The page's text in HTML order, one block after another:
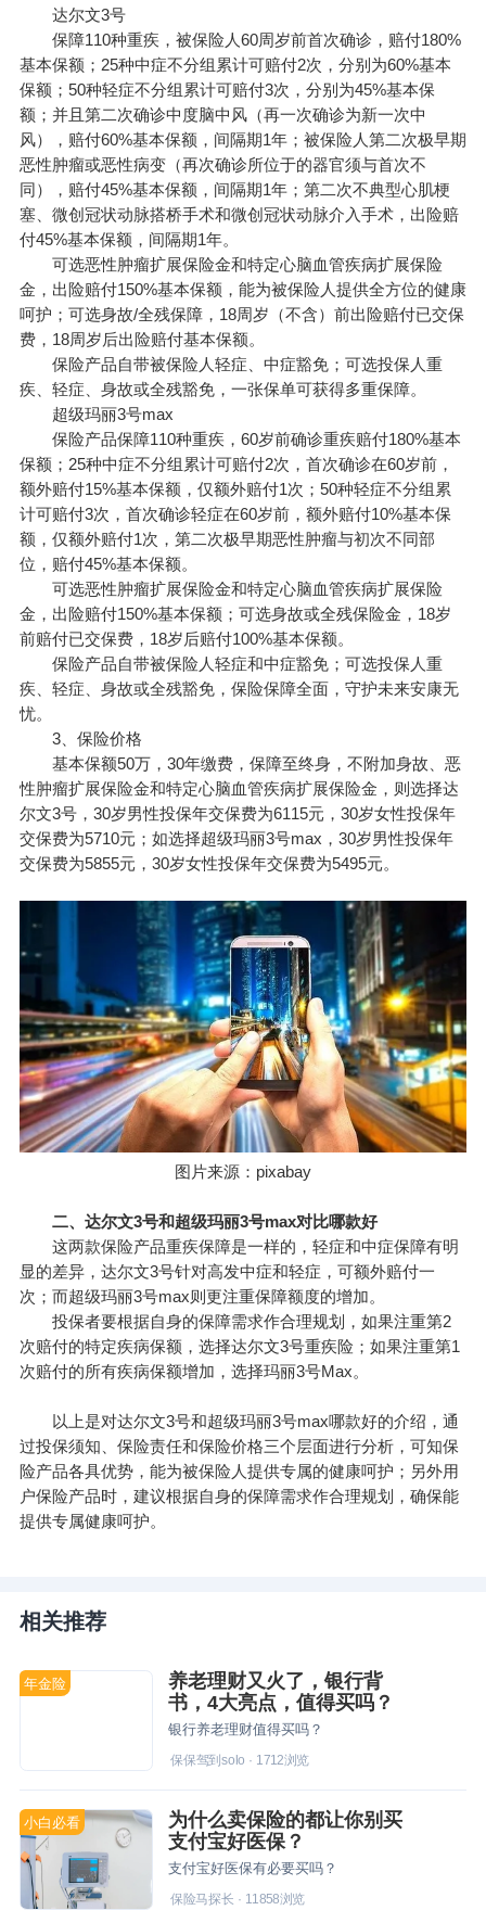
达尔文3号
保障110种重疾， 被保险人60周岁前首次确诊，赔付180%
基本保额；25种中症不分组累计可赔付2次，分别为60%基本
保额；50种轻症不分组累计可赔付3次，分别为45%基本保
额；并且第二次确诊中度脑中风（再一次确诊为新一次中
风），赔付60%基本保额，间隔期1年；被保险人第二次极早期
恶性肿瘤或恶性病变（再次确诊所位于的器官须与首次不
同），赔付45%基本保额，间隔期1年；第二次不典型心肌梗
塞、微创冠状动脉搭桥手术和微创冠状动脉介入手术，出险赔
付45%基本保额，间隔期1年。
可选恶性肿瘤扩展保险金和特定心脑血管疾病扩展保险
金，出险赔付150%基本保额，能为被保险人提供全方位的健康
呵护；可选身故/全残保障，18周岁（不含）前出险赔付已交保
费，18周岁后出险赔付基本保额。
保险产品自带被保险人轻症、中症豁免；可选投保人重
疾、轻症、身故或全残豁免，一张保单可获得多重保障。
超级玛丽3号max
保险产品保障110种重疾，60岁前确诊重疾赔付180%基本
保额；25种中症不分组累计可赔付2次，首次确诊在60岁前，
额外赔付15%基本保额，仅额外赔付1次；50种轻症不分组累
计可赔付3次，首次确诊轻症在60岁前，额外赔付10%基本保
额，仅额外赔付1次，第二次极早期恶性肿瘤与初次不同部
位，赔付45%基本保额。
可选恶性肿瘤扩展保险金和特定心脑血管疾病扩展保险
金，出险赔付150%基本保额；可选身故或全残保险金，18岁
前赔付已交保费，18岁后赔付100%基本保额。
保险产品自带被保险人轻症和中症豁免；可选投保人重
疾、轻症、身故或全残豁免，保险保障全面，守护未来安康无
忧。
3、保险价格
基本保额50万，30年缴费，保障至终身，不附加身故、恶
性肿瘤扩展保险金和特定心脑血管疾病扩展保险金，则选择达
尔文3号，30岁男性投保年交保费为6115元，30岁女性投保年
交保费为5710元；如选择超级玛丽3号max，30岁男性投保年
交保费为5855元，30岁女性投保年交保费为5495元。
图片来源：pixabay
二、达尔文3号和超级玛丽3号max对比哪款好
这两款保险产品重疾保障是一样的，轻症和中症保障有明
显的差异，达尔文3号针对高发中症和轻症，可额外赔付一
次；而超级玛丽3号max则更注重保障额度的增加。
投保者要根据自身的保障需求作合理规划，如果注重第2
次赔付的特定疾病保额，选择达尔文3号重疾险；如果注重第1
次赔付的所有疾病保额增加，选择玛丽3号Max。
以上是对达尔文3号和超级玛丽3号max哪款好的介绍，通
过投保须知、保险责任和保险价格三个层面进行分析，可知保
险产品各具优势，能为被保险人提供专属的健康呵护；另外用
户保险产品时，建议根据自身的保障需求作合理规划，确保能
提供专属健康呵护。
相关推荐
年金险
养老理财又火了，银行背
书，4大亮点，值得买吗？
银行养老理财值得买吗？
保保驾到solo · 1712浏览
小白必看
为什么卖保险的都让你别买
支付宝好医保？
支付宝好医保有必要买吗？
保险马探长· 11858浏览